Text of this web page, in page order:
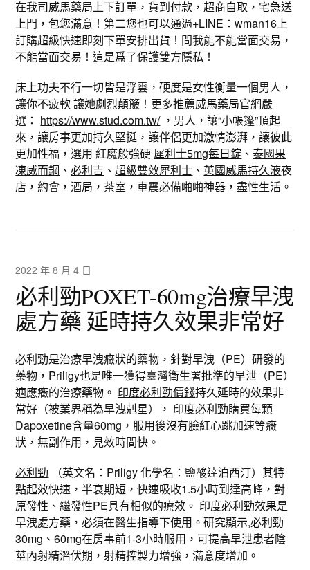
在我司威馬藥局上下訂單，貨到付款，超商自取，宅急送
上門，包您滿意！第二您也可以通過+LINE：wman16上
訂購超級快速即刻下單安排出貨！問我能不能當面交易，
不能當面交易！這是爲了保護雙方隱私！
床上功夫不行一切皆是浮雲，硬度是女性衡量一個男人，
讓你不疲軟 讓她劇烈顛簸！更多推薦威馬藥局官網嚴
選： https://www.stud.com.tw/，男人，讓“小帳篷”頂起
來，讓房事更加持久堅挺，讓伴侶更加激情澎湃，讓彼此
更加性福，選用 紅魔般強硬 犀利士5mg每日錠 、泰國果
凍威而鋼 、必利吉 、超級雙效犀利士 、英國威馬持久液夜
店，約會，酒局，茶室，車震必備啪啪神器，盡性生活。
2022 年 8 月 4 日
必利勁POXET-60mg治療早洩
處方藥 延時持久效果非常好
必利勁是治療早洩癥狀的藥物，針對早洩（PE）研發的
藥物，Priligy也是唯一獲得臺灣衛生署批準的早泄（PE）
適應癥的治療藥物。 印度必利勁價錢持久延時的效果非
常好（被業界稱為早洩剋星）， 印度必利勁購買每顆
Dapoxetine含量60mg，服用後沒有臉紅心跳加速等癥
狀，無副作用，見效時間快。
必利勁 （英文名：Priligy 化學名：鹽酸達泊西汀）其特
點起效快速，半衰期短，快速吸收1.5小時到達高峰，對
原發性、繼發性PE具有相似的療效。 印度必利勁效果是
早洩處方藥，必須在醫生指導下使用。研究顯示,必利勁
30mg、60mg在房事前1-3小時服用，可提高早泄患者陰
莖內射精潛伏期，射精控製力增強，滿意度增加。